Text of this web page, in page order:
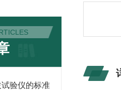
验仪的标准